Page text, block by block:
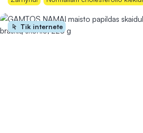
Tik internete